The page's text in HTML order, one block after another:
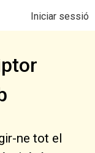
Iniciar sessió
ne tot el